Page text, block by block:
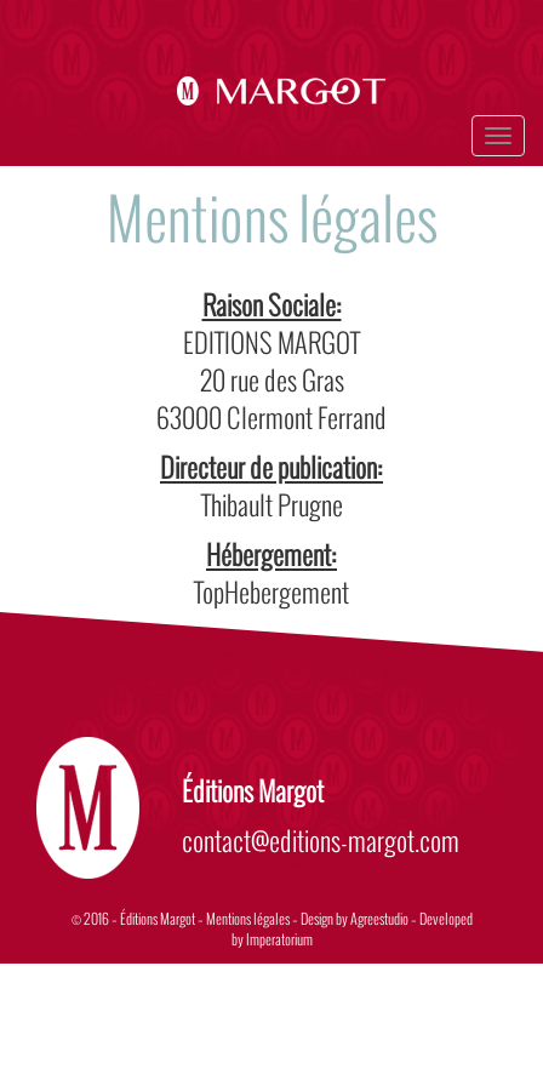
Mentions légales
Raison Sociale:
EDITIONS MARGOT
20 rue des Gras
63000 Clermont Ferrand
Directeur de publication:
Thibault Prugne
Hébergement:
TopHebergement
Éditions Margot
contact@editions-margot.com
© 2016 – Éditions Margot –Mentions légales– Design byAgreestudio– Developed
byImperatorium